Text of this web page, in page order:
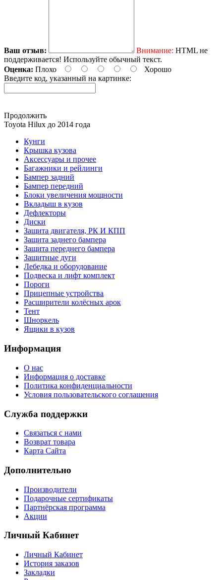
Ваш отзыв: Внимание: HTML не
поддерживается! Используйте обычный текст.
Оценка: Плохо
Хорошо
Введите код, указанный на картинке:
Продолжить
Toyota Нilux до 2014 года
Кунги
Крышка кузова
Аксессуары и прочее
Багажники и рейлинги
Бампер задний
Бампер передний
Блоки увеличения мощности
Вкладыш в кузов
Дефлекторы
Диски
Защита двигателя, РК И КПП
Защита заднего бампера
Защита переднего бампера
Защитные дуги
Лебедка и оборудование
Подвеска и лифт комплект
Пороги
Прицепные устройства
Расширители колёсных арок
Тент
Шноркель
Ящики в кузов
Информация
О нас
Информация о доставке
Политика конфиденциальности
Условия пользовательского соглашения
Служба поддержки
Связаться с нами
Возврат товара
Карта Сайта
Дополнительно
Производители
Подарочные сертификаты
Партнёрская программа
Акции
Личный Кабинет
Личный Кабинет
История заказов
Закладки